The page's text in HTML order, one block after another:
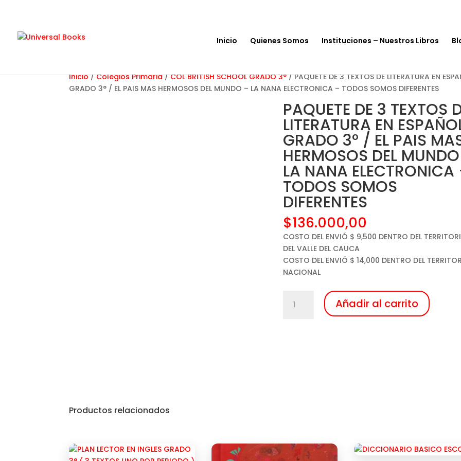
Inicio Quienes Somos Instituciones – Nuestros Libros
Inicio/Colegios Primaria/COL BRITISH SCHOOL GRADO 3°/ PAQUETE DE 3 TEXTOS DE LITERATURA EN
GRADO 3° / EL PAIS MAS HERMOSOS DEL MUNDO – LA NANA ELECTRONICA – TODOS SOMOS DIFERENTES
PAQUETE DE 3 TEXTOS
LITERATURA EN
GRADO 3° / EL PAIS
HERMOSOS DEL
LA NANA ELECTRONICA
TODOS SOMOS
DIFERENTES
$136.000,00
COSTO DEL ENVIÓ $ 9,500 DENTRO DEL
DEL VALLE DEL CAUCA
COSTO DEL ENVIÓ $ 14,000 DENTRO DEL
NACIONAL
Añadir al carrito
Productos relacionados